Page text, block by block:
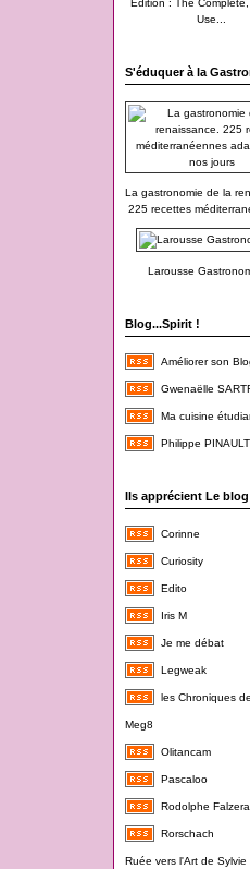
Edition : The
Use...
S'éduquer à la
La gastronomie de la
225 recettes
Larousse
Blog...Spirit !
Améliorer son
Gwenaëlle
Ma cuisine
Philippe PINAULT
Ils apprécient Le
Corinne
Curiosity
Edito
Iris M
Je me débat
Legweak
les Chroniques
Meg8
Olitancam
Pascaloo
Rodolphe
Rorschach
Ruée vers l'Art de Sylvie